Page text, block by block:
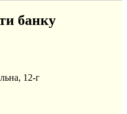
банку
12-г